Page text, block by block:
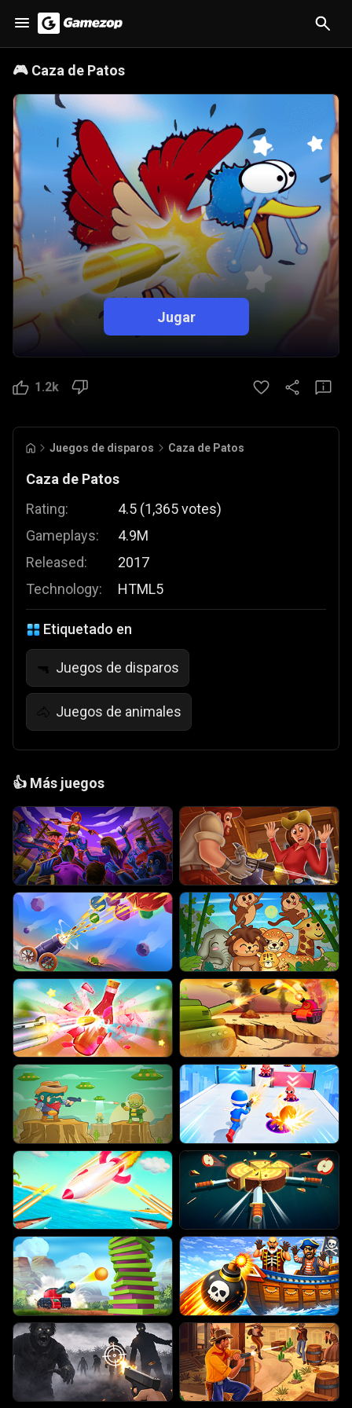
🎮 Caza de Patos
Jugar
1.2k
Juegos de disparos Caza de Patos
Caza de Patos
Rating:
Gameplays:
Released:
Technology:
4.5 (1,365votes)
4.9M
2017
HTML5
Etiquetado en
🔫 Juegos de disparos
🐴 Juegos de animales
👍 Más juegos